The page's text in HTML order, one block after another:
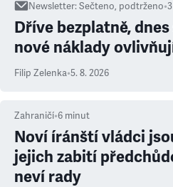
Newsletter:Sečteno, podtrženo•3
Dříve bezplatně,
nové náklady
Filip Zelenka•5. 8. 2026
Zahraničí•6 minut
Noví íránští vládci
jejich zabití
neví rady